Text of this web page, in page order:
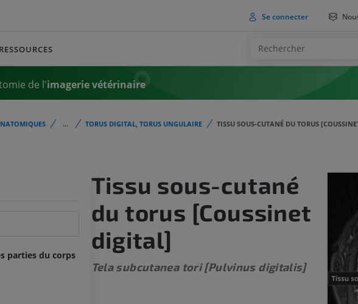
Se connecter
RESSOURCES
de l'imagerie vétérinaire
... TORUS DIGITAL, TORUS UNGULAIRE TISSU SOUS-CUTANÉ DU TORUS
parties du corps
Tissu sous-cutané
du torus [Coussinet
digital]
Tela subcutanea tori [Pulvinus digitalis]